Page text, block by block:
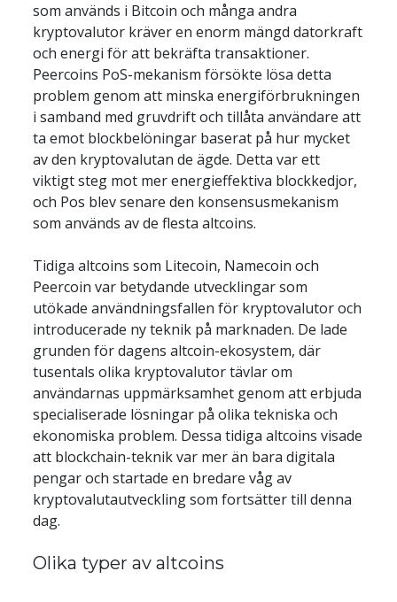
som används i Bitcoin och många andra
kryptovalutor kräver en enorm mängd datorkraft
och energi för att bekräfta transaktioner.
Peercoins PoS-mekanism försökte lösa detta
problem genom att minska energiförbrukningen
i samband med gruvdrift och tillåta användare att
ta emot blockbelöningar baserat på hur mycket
av den kryptovalutan de ägde. Detta var ett
viktigt steg mot mer energieffektiva blockkedjor,
och Pos blev senare den konsensusmekanism
som används av de flesta altcoins.
Tidiga altcoins som Litecoin, Namecoin och
Peercoin var betydande utvecklingar som
utökade användningsfallen för kryptovalutor och
introducerade ny teknik på marknaden. De lade
grunden för dagens altcoin-ekosystem, där
tusentals olika kryptovalutor tävlar om
användarnas uppmärksamhet genom att erbjuda
specialiserade lösningar på olika tekniska och
ekonomiska problem. Dessa tidiga altcoins visade
att blockchain-teknik var mer än bara digitala
pengar och startade en bredare våg av
kryptovalutautveckling som fortsätter till denna
dag.
Olika typer av altcoins